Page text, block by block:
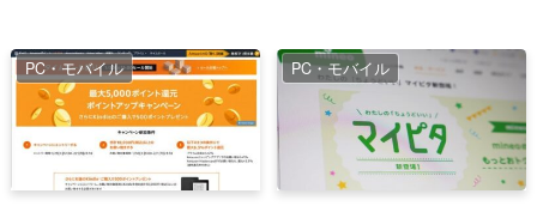
PC・モバイル PC・モバイル